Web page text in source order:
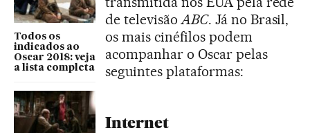
Todos os
indicados ao
Oscar 2018: veja
a lista completa
de televisãoABC. Já no Brasil,
os mais cinéfilos podem
acompanhar o Oscar pelas
seguintes plataformas:
Internet